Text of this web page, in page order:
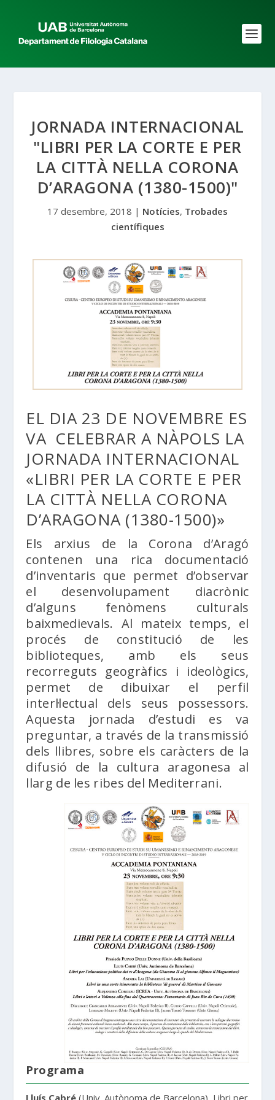
JORNADA INTERNACIONAL
"LIBRI PER LA CORTE E PER
LA CITTÀ NELLA CORONA
D’ARAGONA (1380-1500)"
17 desembre, 2018 | Notícies, Trobades
científiques
EL DIA 23 DE NOVEMBRE ES
VA CELEBRAR A NÀPOLS LA
JORNADA INTERNACIONAL
«LIBRI PER LA CORTE E PER
LA CITTÀ NELLA CORONA
D’ARAGONA (1380-1500)»
Els arxius de la Corona d’Aragó
contenen una rica documentació
d’inventaris que permet d’observar
el desenvolupament diacrònic
d’alguns fenòmens culturals
baixmedievals. Al mateix temps, el
procés de constitució de les
biblioteques, amb els seus
recorreguts geogràfics i ideològics,
permet de dibuixar el perfil
interl·lectual dels seus possessors.
Aquesta jornada d’estudi es va
preguntar, a través de la transmissió
dels llibres, sobre els caràcters de la
difusió de la cultura aragonesa al
llarg de les ribes del Mediterrani.
Programa
Lluís Cabré (Univ. Autònoma de Barcelona), Libri per